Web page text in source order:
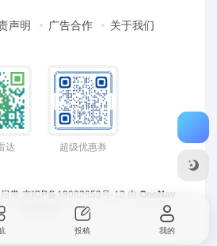
声明 广告合作 关于我们
达 超级优惠券
常 京ICP备18062653号-12 由 OneNav
投稿 我的